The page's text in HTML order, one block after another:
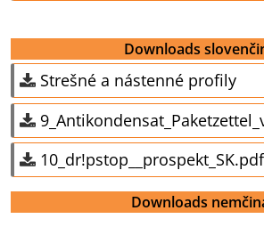
Downloads
Strešné a nástenné profily
10_dr!pstop__prospekt_SK.pdf
Downloads